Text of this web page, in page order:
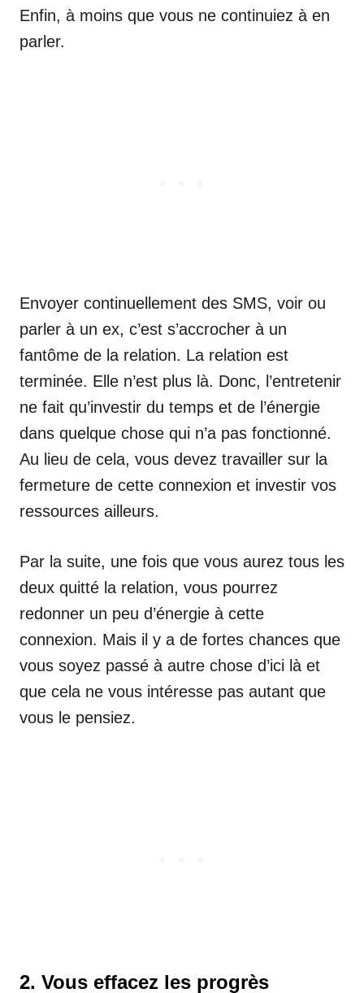
Enfin, à moins que vous ne continuiez à en
parler.
Envoyer continuellement des SMS, voir ou
parler à un ex, c’est s’accrocher à un
fantôme de la relation. La relation est
terminée. Elle n’est plus là. Donc, l’entretenir
ne fait qu’investir du temps et de l’énergie
dans quelque chose qui n’a pas fonctionné.
Au lieu de cela, vous devez travailler sur la
fermeture de cette connexion et investir vos
ressources ailleurs.
Par la suite, une fois que vous aurez tous les
deux quitté la relation, vous pourrez
redonner un peu d’énergie à cette
connexion. Mais il y a de fortes chances que
vous soyez passé à autre chose d’ici là et
que cela ne vous intéresse pas autant que
vous le pensiez.
2. Vous effacez les progrès